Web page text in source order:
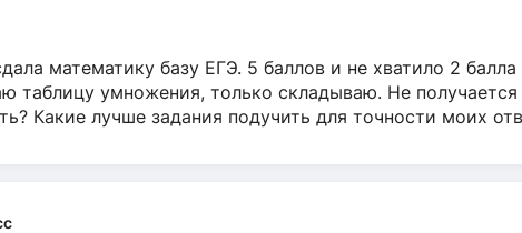
математику базу ЕГЭ. 5 баллов и не хватило 2
таблицу умножения, только складываю. Не получается
Какие лучше задания подучить для точности моих